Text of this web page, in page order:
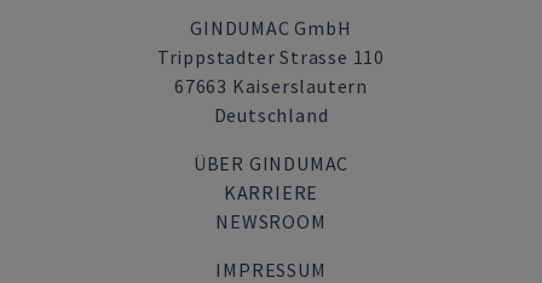
GINDUMAC GmbH
Trippstadter Strasse 110
67663 Kaiserslautern
Deutschland
ÜBER GINDUMAC
KARRIERE
NEWSROOM
IMPRESSUM